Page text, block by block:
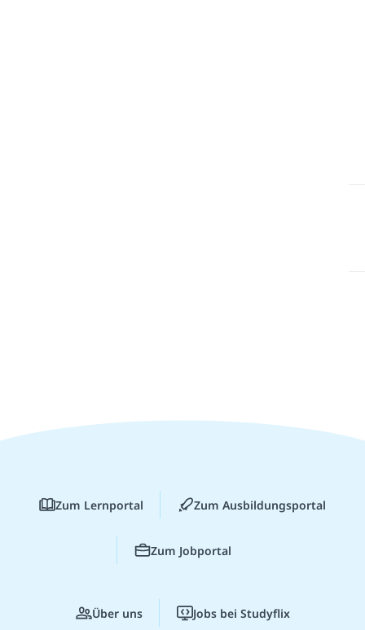
Zum Lernportal Zum Ausbildungsportal
Zum Jobportal
Über uns Jobs bei Studyflix